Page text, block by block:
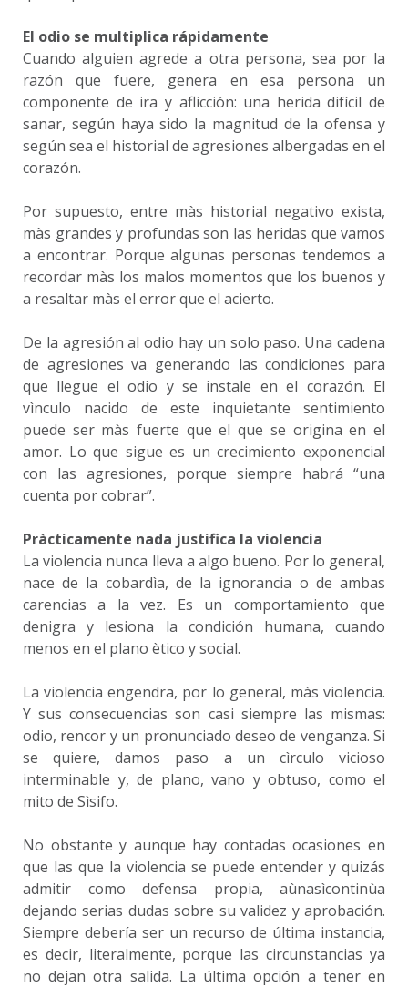
El odio se multiplica rápidamente
Cuando alguien agrede a otra persona, sea por la
razón que fuere, genera en esa persona un
componente de ira y aflicción: una herida difícil de
sanar, según haya sido la magnitud de la ofensa y
según sea el historial de agresiones albergadas en el
corazón.
Por supuesto, entre màs historial negativo exista,
màs grandes y profundas son las heridas que vamos
a encontrar. Porque algunas personas tendemos a
recordar màs los malos momentos que los buenos y
a resaltar màs el error que el acierto.
De la agresión al odio hay un solo paso. Una cadena
de agresiones va generando las condiciones para
que llegue el odio y se instale en el corazón. El
vìnculo nacido de este inquietante sentimiento
puede ser màs fuerte que el que se origina en el
amor. Lo que sigue es un crecimiento exponencial
con las agresiones, porque siempre habrá “una
cuenta por cobrar”.
Pràcticamente nada justifica la violencia
La violencia nunca lleva a algo bueno. Por lo general,
nace de la cobardìa, de la ignorancia o de ambas
carencias a la vez. Es un comportamiento que
denigra y lesiona la condición humana, cuando
menos en el plano ètico y social.
La violencia engendra, por lo general, màs violencia.
Y sus consecuencias son casi siempre las mismas:
odio, rencor y un pronunciado deseo de venganza. Si
se quiere, damos paso a un cìrculo vicioso
interminable y, de plano, vano y obtuso, como el
mito de Sìsifo.
No obstante y aunque hay contadas ocasiones en
que las que la violencia se puede entender y quizás
admitir como defensa propia, aùnasìcontinùa
dejando serias dudas sobre su validez y aprobación.
Siempre debería ser un recurso de última instancia,
es decir, literalmente, porque las circunstancias ya
no dejan otra salida. La última opción a tener en